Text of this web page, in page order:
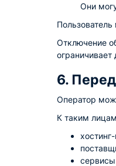
Они
Отключение
6.
Оператор
К таким
сервисы